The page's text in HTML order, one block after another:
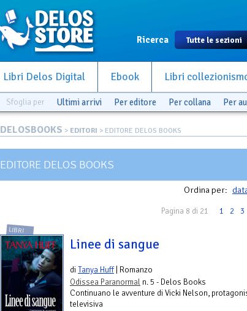
Ricerca
Libri Delos Digital Ebook Libri
Sfoglia per Ultimi arrivi Per editore Per collana Per
DELOSBOOKS > EDITORI > EDITORE DELOS BOOKS
EDITORE DELOS BOOKS
Ordina per:
Pagina 8 di 21 1 2 3
LIBRI
Linee di sangue
diTanya Huff| Romanzo
Odissea Paranormal n. 5 - Delos Books
Continuano le avventure di Vicki Nelson,
televisiva